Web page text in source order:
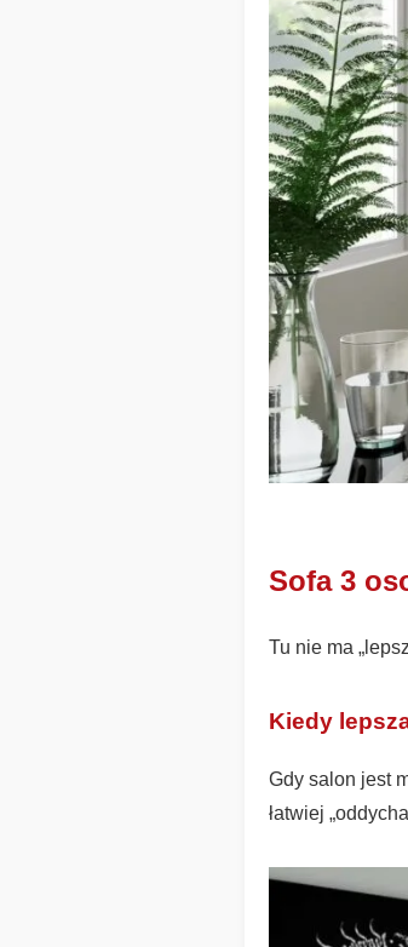
Sofa 3
Tu nie ma
Kiedy
Gdy salon jest
łatwiej